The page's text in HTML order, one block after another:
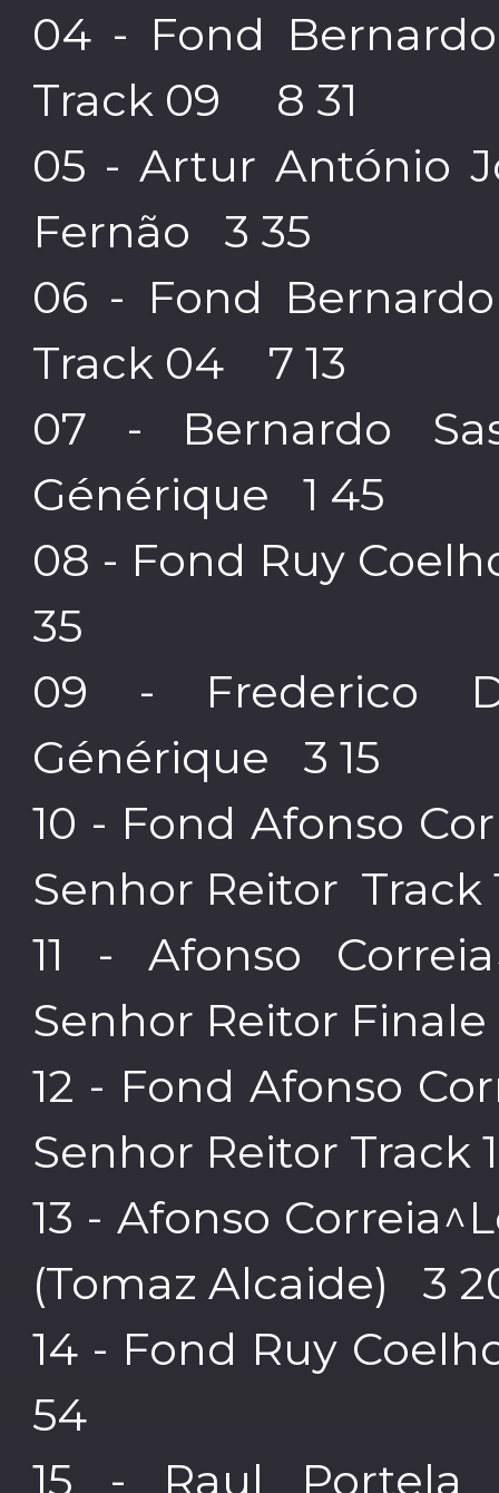
04 - Fond
Track 09 8 31
05 - Artur António
Fernão 3 35
06 - Fond
Track 04 7 13
07 - Bernardo
Générique 1 45
08 - Fond Ruy
35
09 - Frederico
Générique 3 15
10 - Fond Afonso
Senhor Reitor
11 - Afonso
Senhor Reitor
12 - Fond Afonso
Senhor Reitor
13 - Afonso
(Tomaz Alcaide) 3
14 - Fond Ruy
54
15 - Raul Portela